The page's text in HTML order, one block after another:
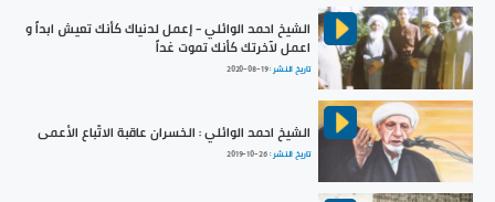
الشيخ احمد الوائلي - إعمل لدنياك كأنك تعيش ابداً و
اعمل لآخرتك كأنك تموت غداً
تاريخ النشر :2020-08-19
الشيخ احمد الوائلي : الخسران عاقبة الاتّباع الأعمى
تاريخ النشر :2019-10-26